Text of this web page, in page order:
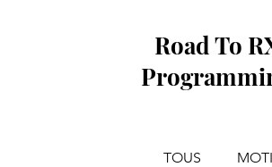
Road To
TOUS